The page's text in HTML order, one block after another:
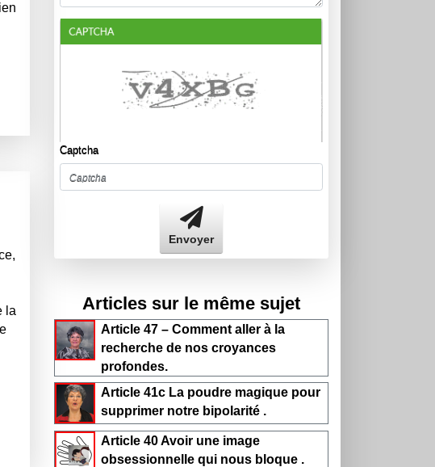
la
Captcha
Envoyer
Articles sur le même sujet
Article 47 – Comment aller à la
recherche de nos croyances
profondes.
Article 41c La poudre magique pour
supprimer notre bipolarité .
Article 40 Avoir une image
obsessionnelle qui nous bloque .